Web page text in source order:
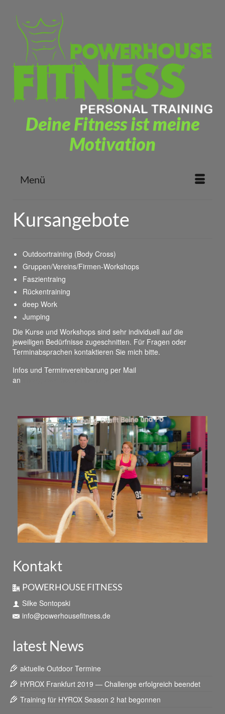
Deine Fitness ist meine
Motivation
Menü
Kursangebote
Outdoortraining (Body Cross)
Gruppen/Vereins/Firmen-Workshops
Faszientraing
Rückentraining
deep Work
Jumping
Die Kurse und Workshops sind sehr individuell auf die
jeweiligen Bedürfnisse zugeschnitten. Für Fragen oder
Terminabsprachen kontaktieren Sie mich bitte.
Infos und Terminvereinbarung per Mail
an
Kontakt
POWERHOUSE FITNESS
Silke Sontopski
info@powerhousefitness.de
latest News
aktuelle Outdoor Termine
HYROX Frankfurt 2019 — Challenge erfolgreich beendet
Training für HYROX Season 2 hat begonnen